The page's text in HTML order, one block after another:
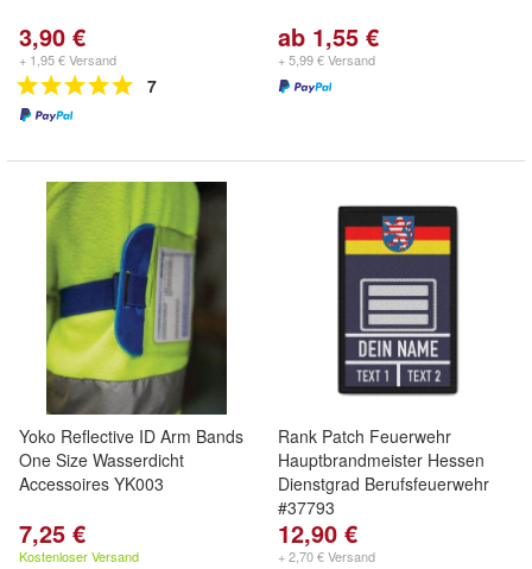
3,90 €
+ 1,95 € Versand
7
ab 1,55 €
+ 5,99 € Versand
Yoko Reflective ID Arm Bands
One Size Wasserdicht
Accessoires YK003
7,25 €
Kostenloser Versand
Rank Patch Feuerwehr
Hauptbrandmeister Hessen
Dienstgrad Berufsfeuerwehr
#37793
12,90 €
+ 2,70 € Versand